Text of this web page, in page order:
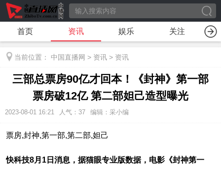
首页 资讯 娱乐 关注
当前位置： 中国直播网 > 资讯 > 资讯
三部总票房90亿才回本！《封神》第一部
票房破12亿 第二部妲己造型曝光
2023-08-01 16:21 人气： 37 编辑：采小编
票房,封神,第一部,第二部,妲己
快科技8月1日消息，据猫眼专业版数据，电影《封神第一